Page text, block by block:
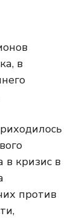
в
в кризис в
против